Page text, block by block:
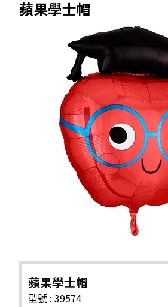
蘋果學士帽
蘋果學士帽
型號 : 39574